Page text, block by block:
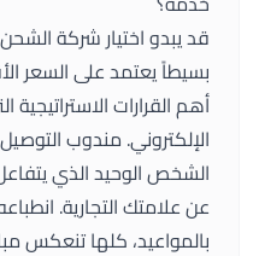
قد يبدو اختيار شركة الشحن
بسيطاً يعتمد على السعر
أهم القرارات
الإلكتروني. مندوب
الشخص الوحيد الذي
عن علامتك التجارية.
بالمواعيد، كلها تنعكس